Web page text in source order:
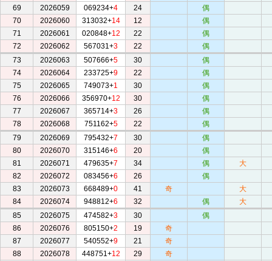
69
2026059 069234+4 24
偶
70
2026060 313032+14 12
偶
71
2026061 020848+12 22
偶
72
2026062 567031+3 22
偶
73
2026063 507666+5 30
偶
74
2026064 233725+9 22
偶
75
2026065 749073+1 30
偶
76
2026066 356970+12 30
偶
77
2026067 365714+3 26
偶
78
2026068 751162+5 22
偶
79
2026069 795432+7 30
偶
80
2026070 315146+6 20
偶
81
2026071 479635+7 34 偶
大
82
2026072 083456+6 26
偶
83
2026073 668489+0 41 奇
大
84
2026074 948812+6 32 偶
大
85
2026075 474582+3 30
偶
86
2026076 805150+2 19
奇
87
2026077 540552+9 21
奇
88
2026078 448751+12 29
奇